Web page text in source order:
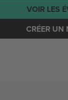
VOIR LES
CRÉER UN